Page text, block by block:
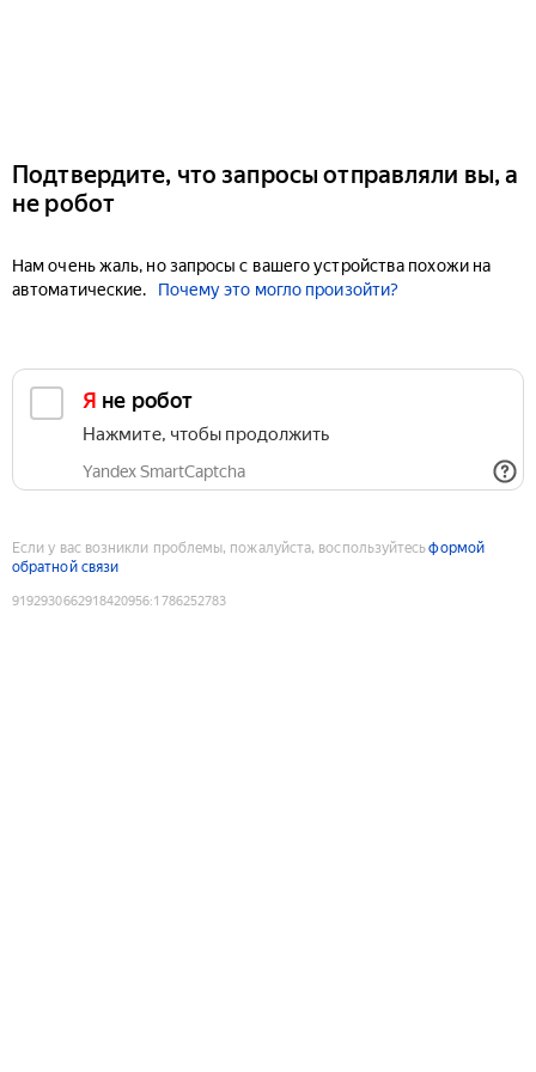
Подтвердите, что запросы отправляли вы, а
не робот
Нам очень жаль, но запросы с вашего устройства похожи на
автоматические.
Почему это могло произойти?
Я не робот
Нажмите, чтобы продолжить
Yandex SmartCaptcha
Если у вас возникли проблемы, пожалуйста, воспользуйтесьформой
обратной связи
9192930662918420956:1786252783